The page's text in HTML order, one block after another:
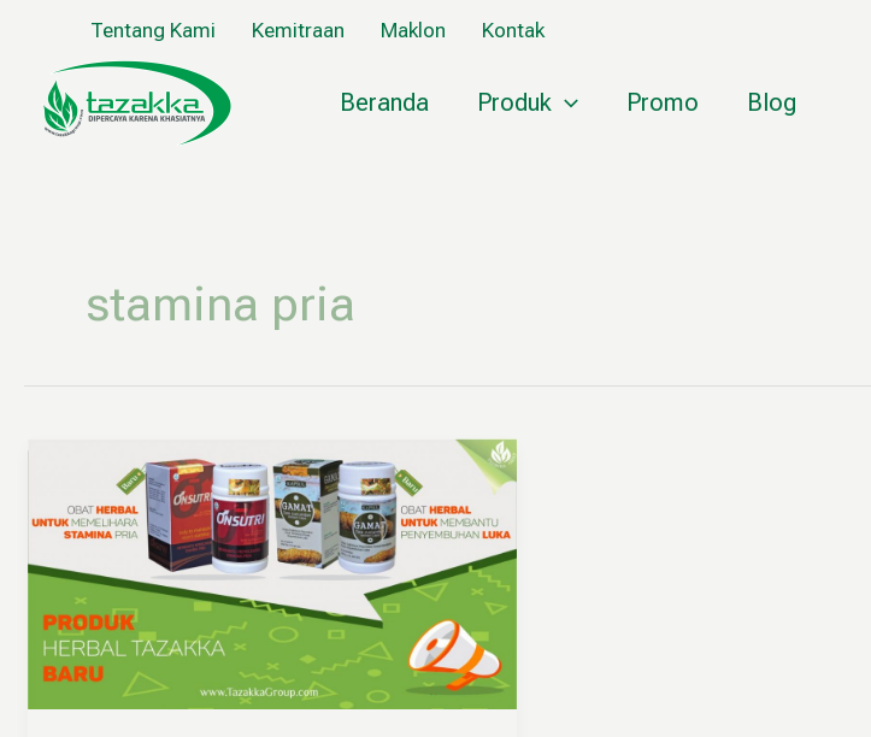
konten
Tentang Kami Kemitraan Maklon Kontak
Beranda Produk Promo Blog
stamina pria
Produk
Herbal
Tazakka
Gamat
Untuk
Luka
Dan